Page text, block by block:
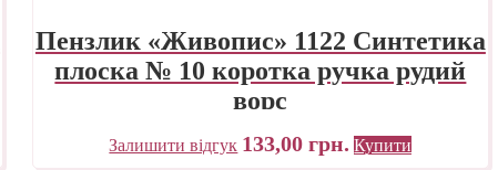
Пензлик «Живопис» 1122 Синтетика
плоска № 10 коротка ручка рудий
ворс
Залишити відгук 133,00грн. Купити